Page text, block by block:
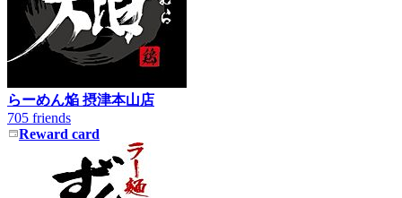
らーめん焔 摂津本山店
705 friends
Reward card